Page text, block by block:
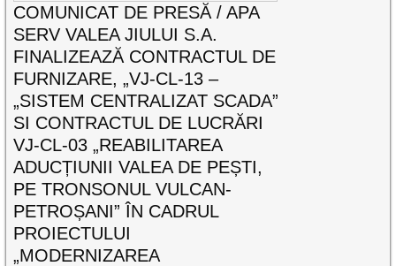
COMUNICAT DE PRESĂ / APA
SERV VALEA JIULUI S.A.
FINALIZEAZĂ CONTRACTUL DE
FURNIZARE, „VJ-CL-13 –
„SISTEM CENTRALIZAT SCADA”
SI CONTRACTUL DE LUCRĂRI
VJ-CL-03 „REABILITAREA
ADUCȚIUNII VALEA DE PEȘTI,
PE TRONSONUL VULCAN-
PETROȘANI” ÎN CADRUL
PROIECTULUI
„MODERNIZAREA